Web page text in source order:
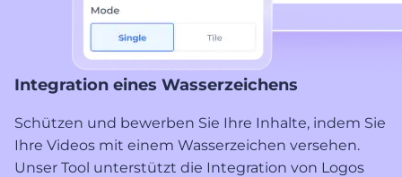
Integration eines Wasserzeichens
Schützen und bewerben Sie Ihre Inhalte, indem Sie
Ihre Videos mit einem Wasserzeichen versehen.
Unser Tool unterstützt die Integration von Logos